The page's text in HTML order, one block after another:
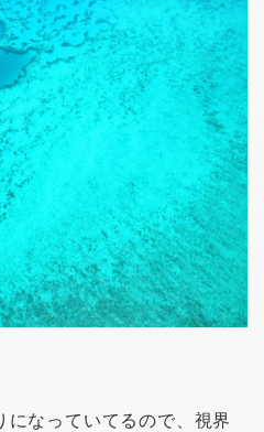
になっていてるので、視界